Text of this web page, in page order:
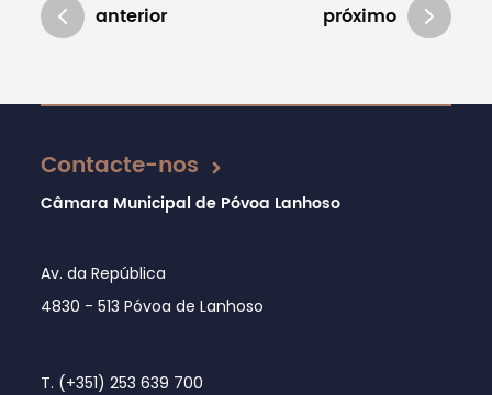
anterior próximo
Atualizado em 14/12/2018
Contacte-nos
Câmara Municipal de Póvoa Lanhoso
Av. da República
4830 - 513 Póvoa de Lanhoso
T. (+351) 253 639 700